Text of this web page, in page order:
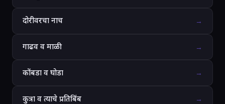
दोरीवरचा नाच →
गाढव व माळी →
कोंबडा व घोडा →
कुत्रा व त्याचे प्रतिबिंब →